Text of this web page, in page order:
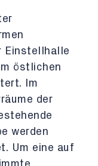
Einstellhalle
östlichen
Im
der
werden
Um eine auf